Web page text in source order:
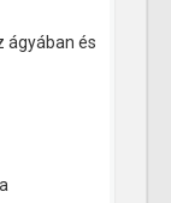
ágyában és